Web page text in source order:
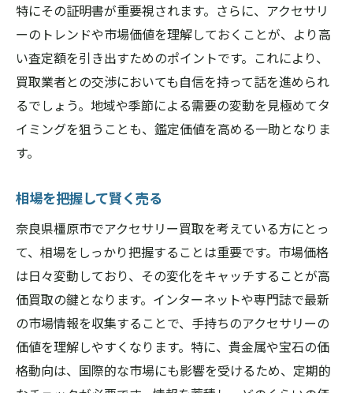
特にその証明書が重要視されます。さらに、アクセサリ
ーのトレンドや市場価値を理解しておくことが、より高
い査定額を引き出すためのポイントです。これにより、
買取業者との交渉においても自信を持って話を進められ
るでしょう。地域や季節による需要の変動を見極めてタ
イミングを狙うことも、鑑定価値を高める一助となりま
す。
相場を把握して賢く売る
奈良県橿原市でアクセサリー買取を考えている方にとっ
て、相場をしっかり把握することは重要です。市場価格
は日々変動しており、その変化をキャッチすることが高
価買取の鍵となります。インターネットや専門誌で最新
の市場情報を収集することで、手持ちのアクセサリーの
価値を理解しやすくなります。特に、貴金属や宝石の価
格動向は、国際的な市場にも影響を受けるため、定期的